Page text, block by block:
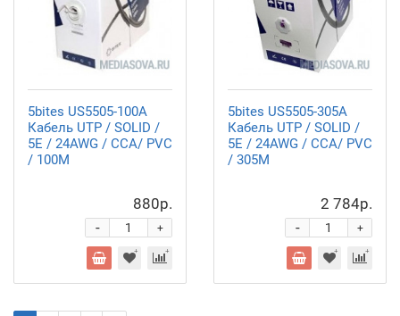
5bites US5505-100A
Кабель UTP / SOLID /
5E / 24AWG / CCA/ PVC
/ 100M
880р.
+
-
5bites US5505-305A
Кабель UTP / SOLID /
5E / 24AWG / CCA/ PVC
/ 305M
2 784р.
+
-